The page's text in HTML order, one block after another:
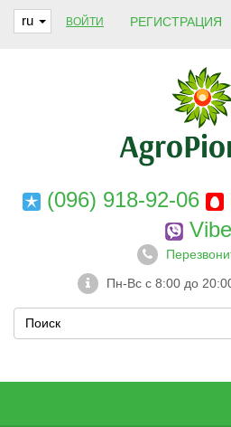
ru ВОЙТИ РЕГИСТРАЦИЯ
ДОСТАВКА И
О НАС
ГАРАНТИИ
КОНТАКТЫ
(096) 918-92-06
Пн-Вс с 8:00 до